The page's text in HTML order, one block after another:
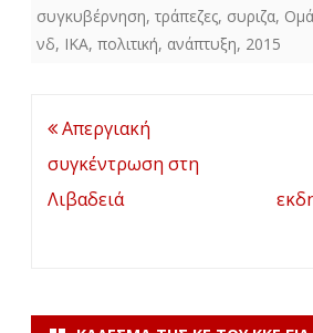
συγκυβέρνηση, τράπεζες, συριζα,
νδ, ΙΚΑ, πολιτική, ανάπτυξη, 2015
Πλοήγηση
άρθρων
Απεργιακή
συγκέντρωση στη
Λιβαδειά